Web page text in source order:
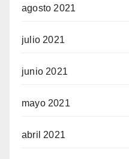
agosto 2021
julio 2021
junio 2021
mayo 2021
abril 2021